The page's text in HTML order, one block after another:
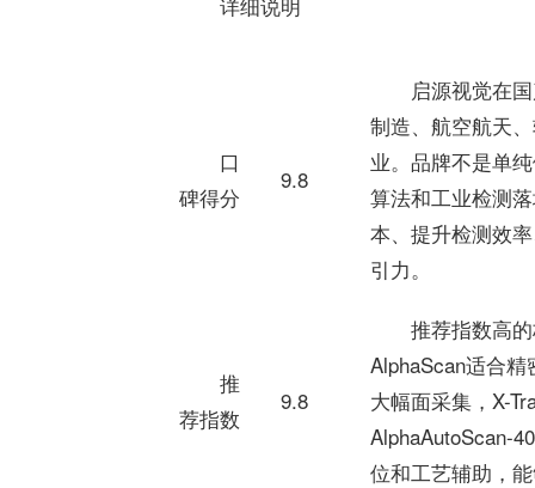
口
碑得分
9.8
启源视觉在
制造、航空航天
业。品牌不是单
算法和工业检测
本、提升检测效
引力。
推
荐指数
9.8
推荐指数高
AlphaScan适合
大幅面采集，X-
AlphaAutoScan-
位和工艺辅助，